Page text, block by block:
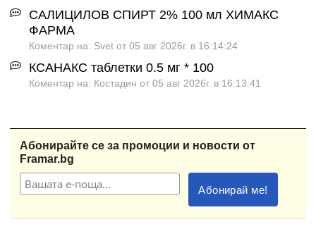
САЛИЦИЛОВ СПИРТ 2% 100 мл ХИМАКС
ФАРМА
Коментар на: Svet от 05 авг 2026г. в 16:14:24
КСАНАКС таблетки 0.5 мг * 100
Коментар на: Костадин от 05 авг 2026г. в 16:13:41
Абонирайте се за промоции и новости от
Framar.bg